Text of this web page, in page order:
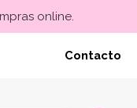
online.
Contacto